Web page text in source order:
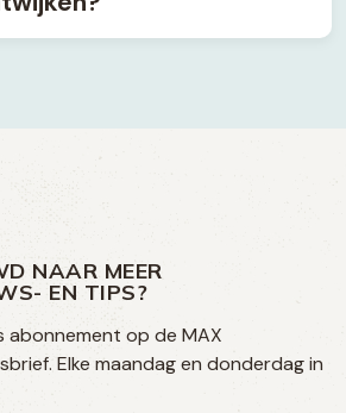
NAAR MEER
EN TIPS?
abonnement op de MAX
Elke maandag en donderdag in